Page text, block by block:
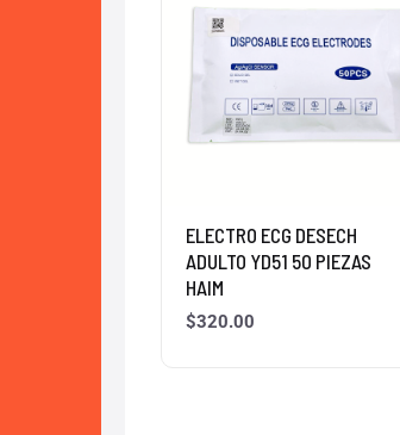
ELECTRO ECG DESECH
ADULTO YD51 50 PIEZAS
HAIM
$320.00